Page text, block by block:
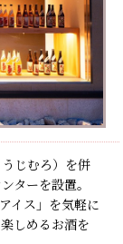
じむろ）を併
ターを設置。
イス」を気軽に
しめるお酒を